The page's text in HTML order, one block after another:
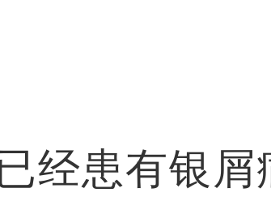
经患有银